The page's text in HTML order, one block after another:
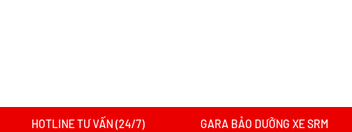
Giá: Liên hệ
HOTLINE TƯ VẤN (24/7) GARA BẢO DƯỠNG XE SRM